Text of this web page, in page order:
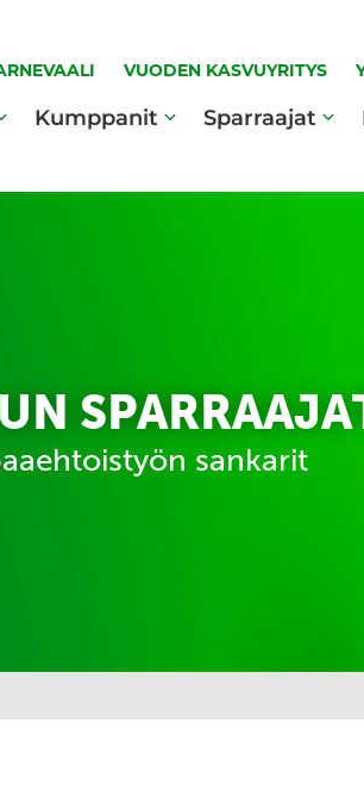
VUODEN KASVUYRITYS
Kumppanit Sparraajat
sankarit